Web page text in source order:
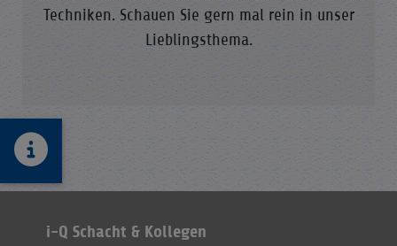
Techniken. Schauen Sie gern mal rein in unser
Lieblingsthema.
i-Q Schacht & Kollegen